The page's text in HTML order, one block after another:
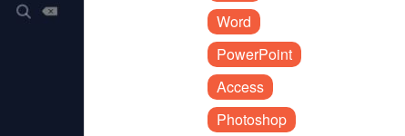
Word
PowerPoint
Access
Photoshop